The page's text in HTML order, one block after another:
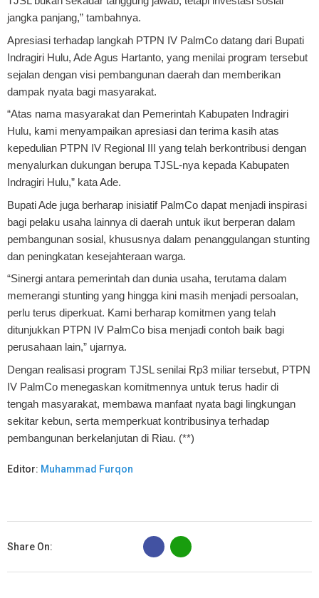
jangka panjang,” tambahnya.
Apresiasi terhadap langkah PTPN IV PalmCo datang dari Bupati
Indragiri Hulu, Ade Agus Hartanto, yang menilai program tersebut
sejalan dengan visi pembangunan daerah dan memberikan
dampak nyata bagi masyarakat.
“Atas nama masyarakat dan Pemerintah Kabupaten Indragiri
Hulu, kami menyampaikan apresiasi dan terima kasih atas
kepedulian PTPN IV Regional III yang telah berkontribusi dengan
menyalurkan dukungan berupa TJSL-nya kepada Kabupaten
Indragiri Hulu,” kata Ade.
Bupati Ade juga berharap inisiatif PalmCo dapat menjadi inspirasi
bagi pelaku usaha lainnya di daerah untuk ikut berperan dalam
pembangunan sosial, khususnya dalam penanggulangan stunting
dan peningkatan kesejahteraan warga.
“Sinergi antara pemerintah dan dunia usaha, terutama dalam
memerangi stunting yang hingga kini masih menjadi persoalan,
perlu terus diperkuat. Kami berharap komitmen yang telah
ditunjukkan PTPN IV PalmCo bisa menjadi contoh baik bagi
perusahaan lain,” ujarnya.
Dengan realisasi program TJSL senilai Rp3 miliar tersebut, PTPN
IV PalmCo menegaskan komitmennya untuk terus hadir di
tengah masyarakat, membawa manfaat nyata bagi lingkungan
sekitar kebun, serta memperkuat kontribusinya terhadap
pembangunan berkelanjutan di Riau. (**)
Editor: Muhammad Furqon
Share On:
B